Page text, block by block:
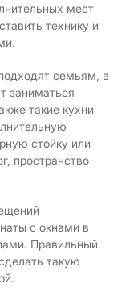
мест
технику и
семьям, в
заниматься
такие кухни
стойку или
пространство
с окнами в
Правильный
такую